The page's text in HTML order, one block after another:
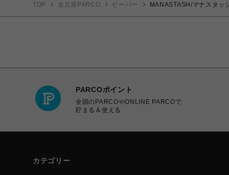
TOP 名古屋PARCO ビーバー MANASTASH/マナスタ
PARCOポイント
全国のPARCOやONLINE PARCOで
貯まる＆使える
カテゴリー